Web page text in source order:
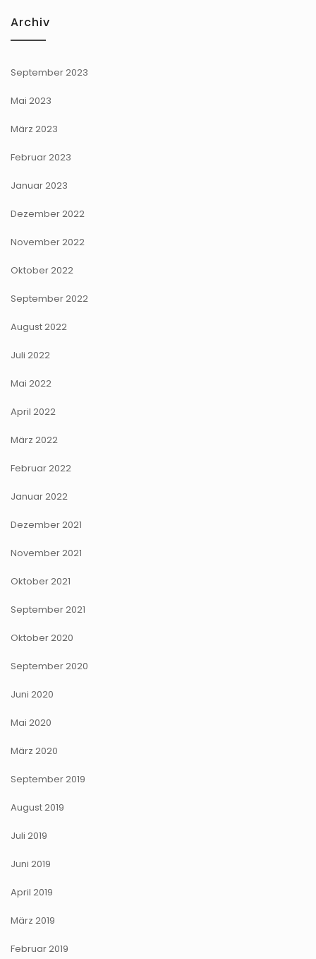
Archiv
September 2023
Mai 2023
März 2023
Februar 2023
Januar 2023
Dezember 2022
November 2022
Oktober 2022
September 2022
August 2022
Juli 2022
Mai 2022
April 2022
März 2022
Februar 2022
Januar 2022
Dezember 2021
November 2021
Oktober 2021
September 2021
Oktober 2020
September 2020
Juni 2020
Mai 2020
März 2020
September 2019
August 2019
Juli 2019
Juni 2019
April 2019
März 2019
Februar 2019